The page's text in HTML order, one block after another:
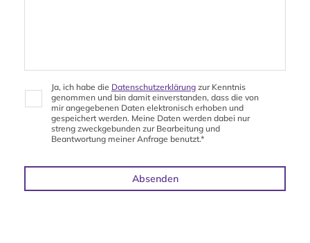
Datenschutz *
Ja, ich habe die Datenschutzerklärung zur Kenntnis
genommen und bin damit einverstanden, dass die von
mir angegebenen Daten elektronisch erhoben und
gespeichert werden. Meine Daten werden dabei nur
streng zweckgebunden zur Bearbeitung und
Beantwortung meiner Anfrage benutzt.*